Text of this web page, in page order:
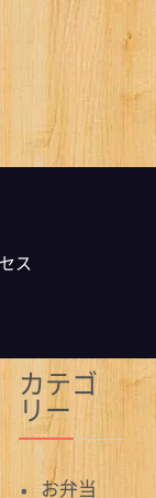
ス
カテゴ
リー
お弁当